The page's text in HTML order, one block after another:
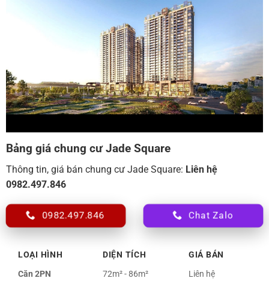
Bảng giá chung cư Jade Square
Thông tin, giá bán chung cư Jade Square: Liên hệ
0982.497.846
0982.497.846 Chat Zalo
LOẠI HÌNH DIỆN TÍCH
GIÁ BÁN
Căn 2PN
72m² - 86m²
Liên hệ